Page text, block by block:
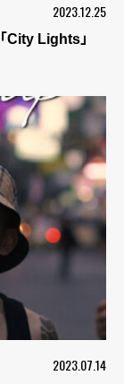
2023.12.25
City Lights」
2023.07.14